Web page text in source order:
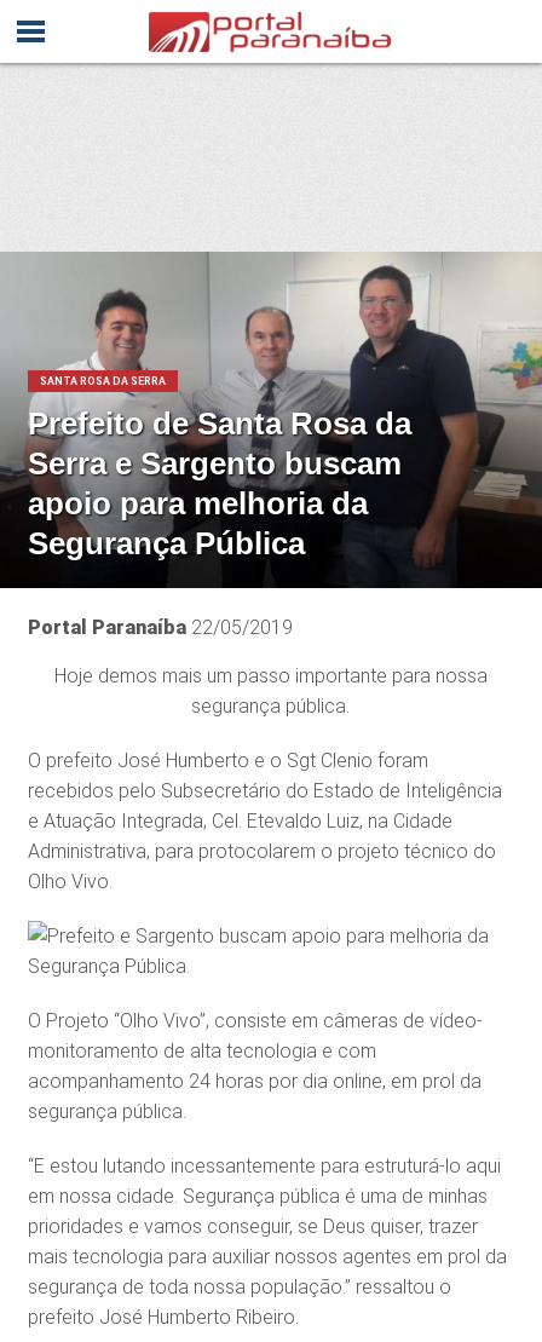
SANTA ROSA DA SERRA
Prefeito de Santa Rosa da
Serra e Sargento buscam
apoio para melhoria da
Segurança Pública
Portal Paranaíba 22/05/2019
Hoje demos mais um passo importante para nossa
segurança pública.
O prefeito José Humberto e o Sgt Clenio foram
recebidos pelo Subsecretário do Estado de Inteligência
e Atuação Integrada, Cel. Etevaldo Luiz, na Cidade
Administrativa, para protocolarem o projeto técnico do
Olho Vivo.
O Projeto “Olho Vivo”, consiste em câmeras de vídeo-
monitoramento de alta tecnologia e com
acompanhamento 24 horas por dia online, em prol da
segurança pública.
“E estou lutando incessantemente para estruturá-lo aqui
em nossa cidade. Segurança pública é uma de minhas
prioridades e vamos conseguir, se Deus quiser, trazer
mais tecnologia para auxiliar nossos agentes em prol da
segurança de toda nossa população.” ressaltou o
prefeito José Humberto Ribeiro.